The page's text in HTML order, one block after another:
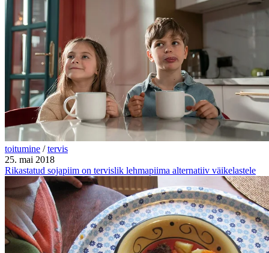
toitumine / tervis
25. mai 2018
Rikastatud sojapiim on tervislik lehmapiima alternatiiv väikelastele